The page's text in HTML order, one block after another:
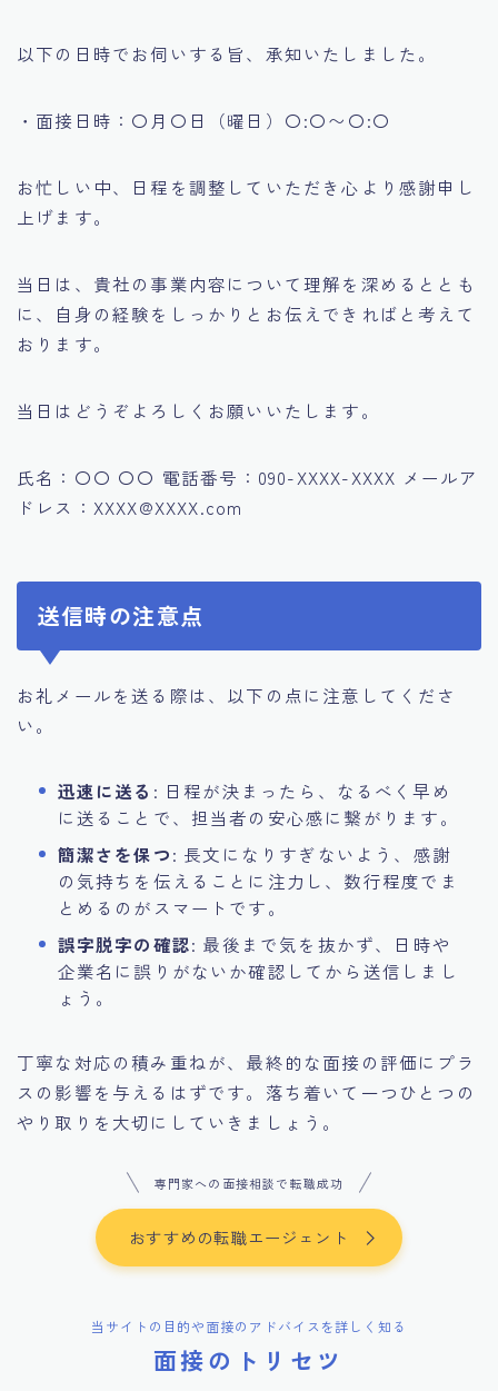
以下の日時でお伺いする旨、承知いたしました。
・面接日時：〇月〇日（曜日）〇:〇〜〇:〇
お忙しい中、日程を調整していただき心より感謝申し
上げます。
当日は、貴社の事業内容について理解を深めるととも
に、自身の経験をしっかりとお伝えできればと考えて
おります。
当日はどうぞよろしくお願いいたします。
氏名：〇〇 〇〇 電話番号：090-XXXX-XXXX メールア
ドレス：XXXX@XXXX.com
送信時の注意点
お礼メールを送る際は、以下の点に注意してくださ
い。
迅速に送る : 日程が決まったら、なるべく早め
に送ることで、担当者の安心感に繋がります。
簡潔さを保つ: 長文になりすぎないよう、感謝
の気持ちを伝えることに注力し、数行程度でま
とめるのがスマートです。
誤字脱字の確認: 最後まで気を抜かず、日時や
企業名に誤りがないか確認してから送信しまし
ょう。
丁寧な対応の積み重ねが、最終的な面接の評価にプラ
スの影響を与えるはずです。落ち着いて一つひとつの
やり取りを大切にしていきましょう。
専門家への面接相談で転職成功
おすすめの転職エージェント
当サイトの目的や面接のアドバイスを詳しく知る
面接のトリセツ